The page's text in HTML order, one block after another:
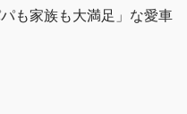
も家族も大満足」な愛車